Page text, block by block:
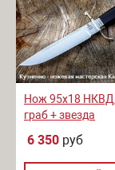
Нож 95х18
граб + звезда
6 350 руб